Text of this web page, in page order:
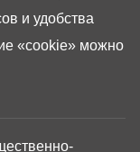
и удобства
«cookie» можно